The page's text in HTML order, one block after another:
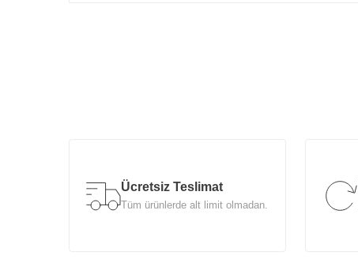
Ücretsiz Teslimat
Tüm ürünlerde alt limit olmadan.